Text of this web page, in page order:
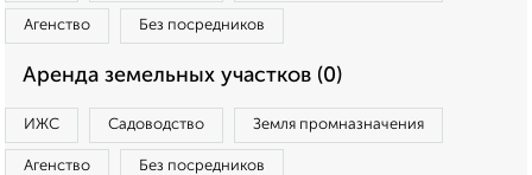
Агенство Без посредников
Аренда земельных участков (0)
ИЖС Садоводство Земля промназначения
Агенство Без посредников